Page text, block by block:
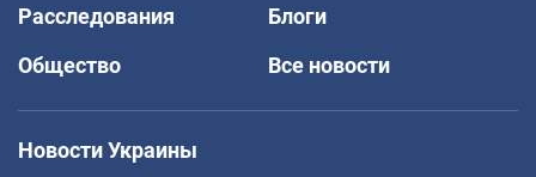
Расследования
Блоги
Общество
Все новости
Новости Украины